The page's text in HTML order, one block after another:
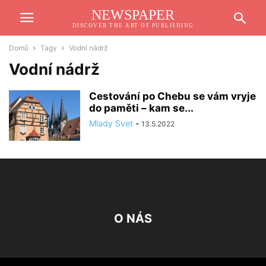
NEWSPAPER
DISCOVER THE ART OF PUBLISHING
Domů Tagy Vodní nádrž
Vodní nádrž
Cestování po Chebu se vám vryje
do paměti – kam se...
Mlady Svet - 13.5.2022
O NÁS